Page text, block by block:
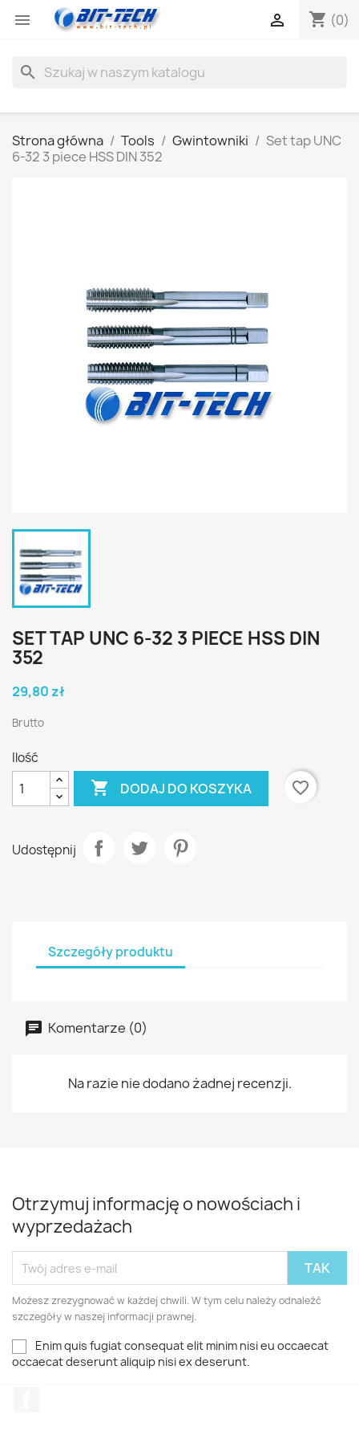
 shopping_cart (0)

search
Strona główna Tools Gwintowniki
Set tap UNC
6-32 3 piece HSS DIN 352
SET TAP UNC 6-32 3 PIECE HSS DIN
352
29,80 zł
Brutto
Ilość
 DODAJ DO KOSZYKA favorite_border
Udostępnij
Szczegóły produktu
Komentarze (0)
Na razie nie dodano żadnej recenzji.
Otrzymuj informację o nowościach i
wyprzedażach
Możesz zrezygnować w każdej chwili. W tym celu należy odnaleźć
szczegóły w naszej informacji prawnej.
Enim quis fugiat consequat elit minim nisi eu occaecat
occaecat deserunt aliquip nisi ex deserunt.